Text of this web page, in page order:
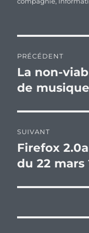
de
l’article
PRÉCÉDENT
Publication
précédente :
La non-
de
SUIVANT
Publication
suivante :
Firefox
du 22 mars